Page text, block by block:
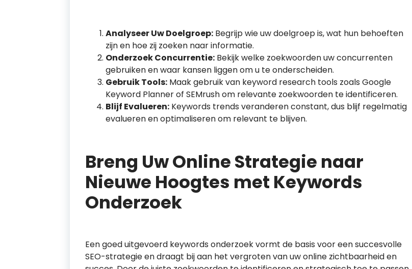
Analyseer Uw Doelgroep: Begrijp wie uw doelgroep is, wat hun behoeften
zijn en hoe zij zoeken naar informatie.
Onderzoek Concurrentie: Bekijk welke zoekwoorden uw concurrenten
gebruiken en waar kansen liggen om u te onderscheiden.
Gebruik Tools: Maak gebruik van keyword research tools zoals Google
Keyword Planner of SEMrush om relevante zoekwoorden te identificeren.
Blijf Evalueren: Keywords trends veranderen constant, dus blijf regelmatig
evalueren en optimaliseren om relevant te blijven.
Breng Uw Online Strategie naar
Nieuwe Hoogtes met Keywords
Onderzoek
Een goed uitgevoerd keywords onderzoek vormt de basis voor een succesvolle
SEO-strategie en draagt bij aan het vergroten van uw online zichtbaarheid en